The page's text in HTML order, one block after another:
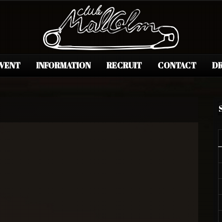
INFORMATION RECRUIT CONTACT